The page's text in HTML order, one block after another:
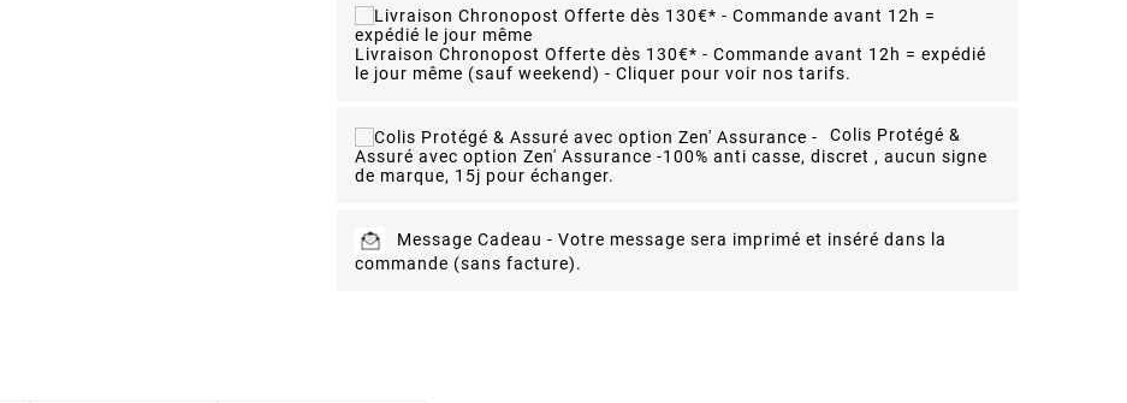
Livraison Chronopost Offerte dès 130€* - Commande avant 12h = expédié
le jour même (sauf weekend) - Cliquer pour voir nos tarifs.
Colis Protégé &
Assuré avec option Zen' Assurance -100% anti casse, discret , aucun signe
de marque, 15j pour échanger.
Message Cadeau - Votre message sera imprimé et inséré dans la
commande (sans facture).